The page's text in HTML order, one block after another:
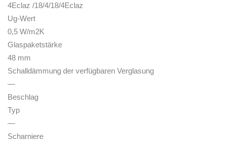
4Eclaz /18/4/18/4Eclaz
Ug-Wert
0,5 W/m2K
Glaspaketstärke
48 mm
Schalldämmung der verfügbaren Verglasung
—
Beschlag
Typ
—
Scharniere